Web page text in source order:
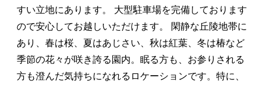
すい立地にあります。 大型駐車場を完備しております
ので安心してお越しいただけます。 閑静な丘陵地帯に
あり、春は桜、夏はあじさい、秋は紅葉、冬は椿など
季節の花々が咲き誇る園内。眠る方も、お参りされる
方も澄んだ気持ちになれるロケーションです。特に、